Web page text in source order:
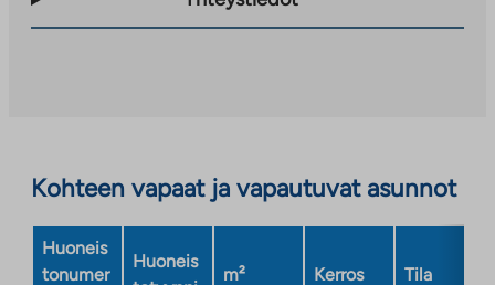
Kohteen vapaat ja vapautuvat asunnot
Huoneis
tonumer
Huoneis
m² Kerros Tila